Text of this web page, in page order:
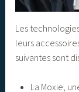
Les
leurs
suivantes sont
La Moxie,